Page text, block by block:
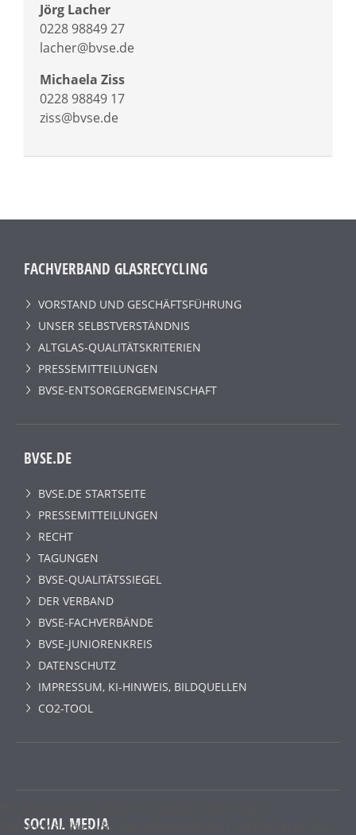
Jörg Lacher
0228 98849 27
lacher@bvse.de
Michaela Ziss
0228 98849 17
ziss@bvse.de
FACHVERBAND GLASRECYCLING
VORSTAND UND GESCHÄFTSFÜHRUNG
UNSER SELBSTVERSTÄNDNIS
ALTGLAS-QUALITÄTSKRITERIEN
PRESSEMITTEILUNGEN
BVSE-ENTSORGERGEMEINSCHAFT
BVSE.DE
BVSE.DE STARTSEITE
PRESSEMITTEILUNGEN
RECHT
TAGUNGEN
BVSE-QUALITÄTSSIEGEL
DER VERBAND
BVSE-FACHVERBÄNDE
BVSE-JUNIORENKREIS
DATENSCHUTZ
IMPRESSUM, KI-HINWEIS, BILDQUELLEN
CO2-TOOL
SOCIAL MEDIA
Sessioncookies, die das einwandfreie Funktionieren der